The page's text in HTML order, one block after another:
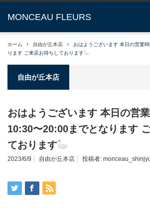
ホーム 自由が丘本店
おはようございます 本日の営業
ります ご来店お待ちしております
自由が丘本店
おはようございます 本日の営
10:30〜20:00までとなります
ております
2023/6/9 自由が丘本店 投稿者: